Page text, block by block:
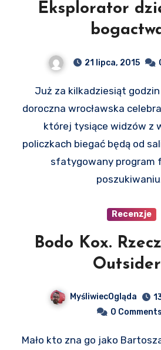
Eksplorator
Rozmowa z
21 lipca, 2015
Już za kilkadziesiąt godzin rozpocznie się
doroczna wrocławska
której tysiące widzów z
policzkach biegać będą od
sfatygowany program
Recenzje
Bodo Kox.
MyśliwiecOgląda
0 Comments
Mało kto zna go jako Bartosza Koszałę, choć to